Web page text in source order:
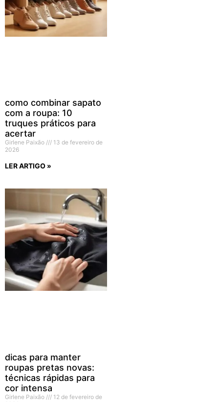
como combinar sapato
com a roupa: 10
truques práticos para
acertar
Girlene Paixão
13 de fevereiro de
2026
LER ARTIGO »
dicas para manter
roupas pretas novas:
técnicas rápidas para
cor intensa
Girlene Paixão
12 de fevereiro de